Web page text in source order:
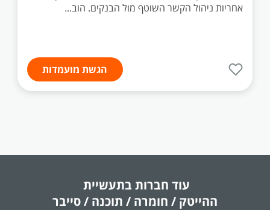
אחריות ניהול הקשר השוטף מול הבנקים. הוב...
הגשת מועמדות
עוד חברות בתעשיית
ההייטק / חומרה / תוכנה / סייבר